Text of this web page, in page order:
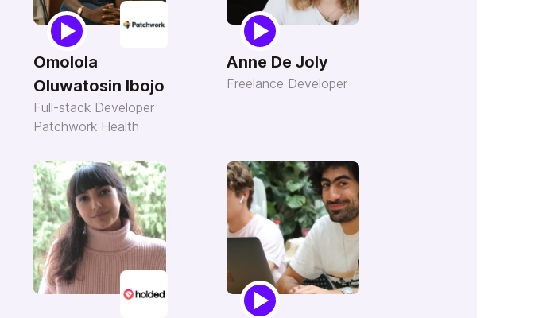
Omolola
Oluwatosin Ibojo
Full-stack Developer
Patchwork Health
Anne De Joly
Freelance Developer